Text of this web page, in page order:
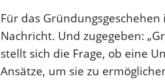
Für das
Nachricht. Und zugegeben:
stellt sich die Frage, ob eine
Ansätze, um sie zu